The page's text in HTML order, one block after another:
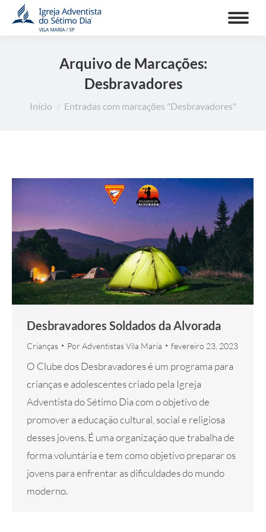
Arquivo de Marcações:
Desbravadores
Você está aqui:
Início Entradas com marcações "Desbravadores"
Desbravadores Soldados da Alvorada
Crianças Por Adventistas Vila Maria fevereiro 23, 2023
O Clube dos Desbravadores é um programa para
crianças e adolescentes criado pela Igreja
Adventista do Sétimo Dia com o objetivo de
promover a educação cultural, social e religiosa
desses jovens. É uma organização que trabalha de
forma voluntária e tem como objetivo preparar os
jovens para enfrentar as dificuldades do mundo
moderno.